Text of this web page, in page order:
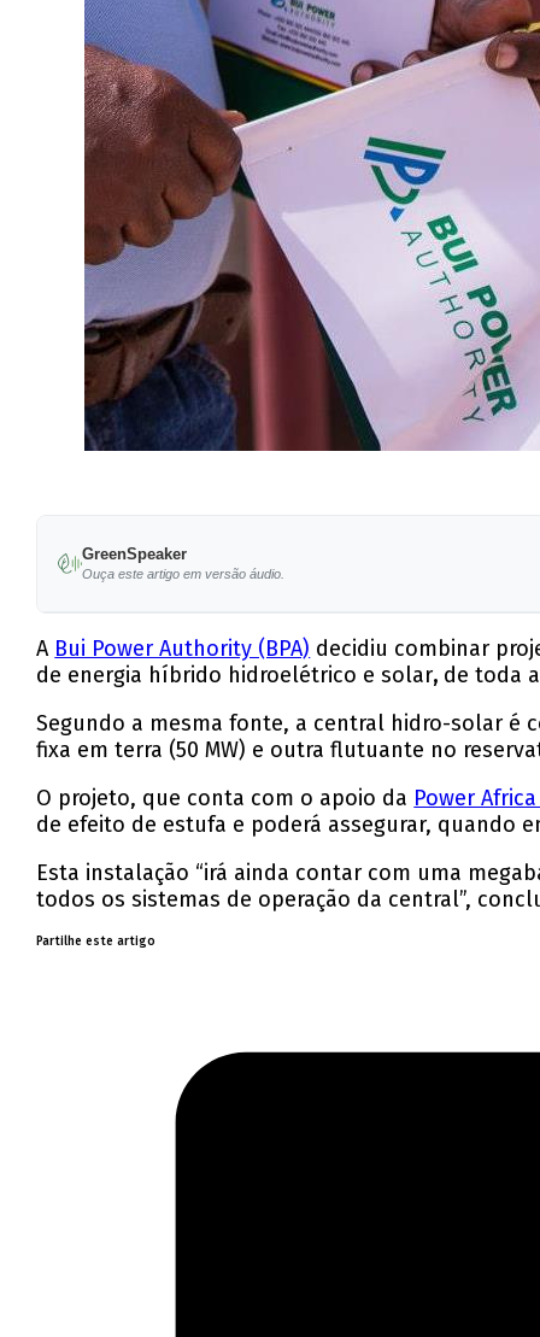
GreenSpeaker
Ouça este artigo em versão áudio.
A Bui Power Authority (BPA) decidiu combinar
de energia híbrido hidroelétrico e solar, de toda
Segundo a mesma fonte, a central hidro-solar é
fixa em terra (50 MW) e outra flutuante no
O projeto, que conta com o apoio da Power
de efeito de estufa e poderá assegurar, quando
Esta instalação “irá ainda contar com uma
todos os sistemas de operação da central”, conclui
Partilhe este artigo